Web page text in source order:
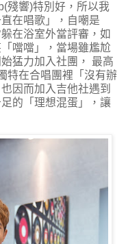
殘響)特別好，所以我
在唱歌」，自嘲是
在浴室外當評審，如
噹噹」，當場雖尷尬
猛力加入社團， 最高
特在合唱團裡「沒有辦
因而加入吉他社遇到
的「理想混蛋」，讓